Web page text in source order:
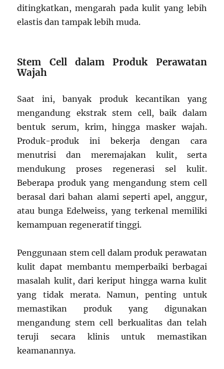
ditingkatkan, mengarah pada kulit yang lebih
elastis dan tampak lebih muda.
Stem Cell dalam Produk Perawatan
Wajah
Saat ini, banyak produk kecantikan yang
mengandung ekstrak stem cell, baik dalam
bentuk serum, krim, hingga masker wajah.
Produk-produk ini bekerja dengan cara
menutrisi dan meremajakan kulit, serta
mendukung proses regenerasi sel kulit.
Beberapa produk yang mengandung stem cell
berasal dari bahan alami seperti apel, anggur,
atau bunga Edelweiss, yang terkenal memiliki
kemampuan regeneratif tinggi.
Penggunaan stem cell dalam produk perawatan
kulit dapat membantu memperbaiki berbagai
masalah kulit, dari keriput hingga warna kulit
yang tidak merata. Namun, penting untuk
memastikan produk yang digunakan
mengandung stem cell berkualitas dan telah
teruji secara klinis untuk memastikan
keamanannya.